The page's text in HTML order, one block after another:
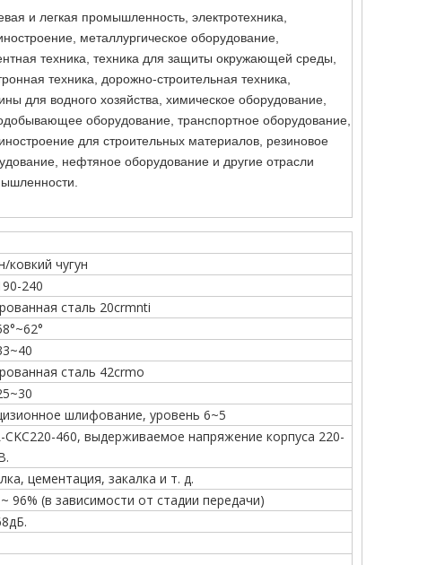
и легкая промышленность, электротехника,
металлургическое оборудование,
техника, техника для защиты окружающей среды,
техника, дорожно-строительная техника,
для водного хозяйства, химическое оборудование,
оборудование, транспортное оборудование,
для строительных материалов, резиновое
нефтяное оборудование и другие отрасли
ковкий чугун
240
сталь 20crmnti
сталь 42crmo
шлифование, уровень 6~5
CKC220-460, выдерживаемое напряжение корпуса 220-
цементация, закалка и т. д.
96% (в зависимости от стадии передачи)